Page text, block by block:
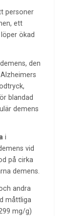
personer
ett
ökad
den
blandad
demens
i
vid
på cirka
demens.
andra
måttliga
mg/g)